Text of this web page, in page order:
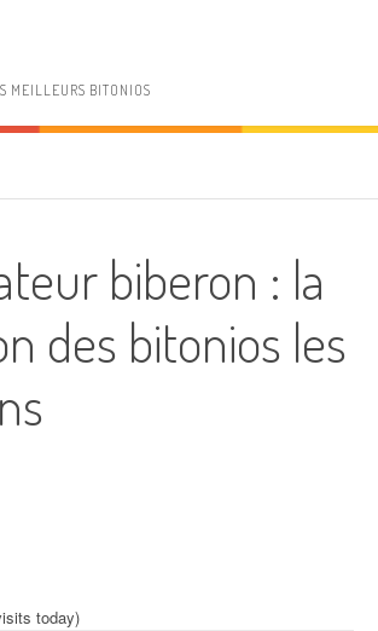
MEILLEURS BITONIOS
biberon : la
des bitonios les
today)